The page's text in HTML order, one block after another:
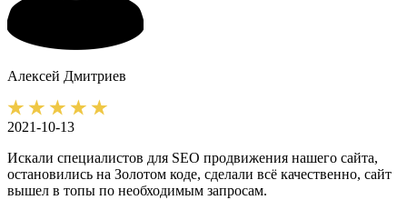
Алексей Дмитриев
2021-10-13
Искали специалистов для SEO продвижения нашего сайта,
остановились на Золотом коде, сделали всё качественно, сайт
вышел в топы по необходимым запросам.